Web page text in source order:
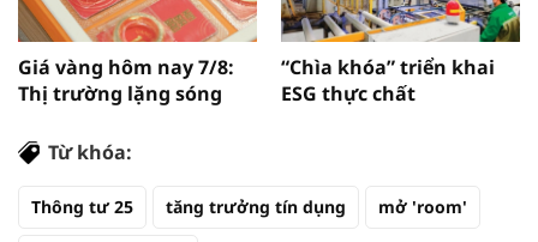
Giá vàng hôm nay 7/8:
Thị trường lặng sóng
“Chìa khóa” triển khai
ESG thực chất
Từ khóa:
Thông tư 25 tăng trưởng tín dụng mở 'room'